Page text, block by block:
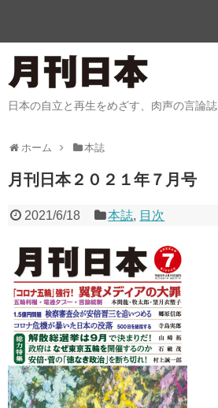
日本の自立と再生をめざす、肉声の言論誌
ホーム 本誌
月刊日本２０２１年７月号
2021/6/18 本誌, 目次